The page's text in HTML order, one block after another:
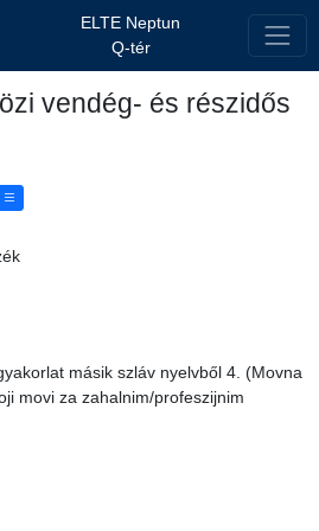
ELTE Neptun
Q-tér
vendég- és részidős
másik szláv nyelvből 4. (Movna
movi za zahalnim/profeszijnim